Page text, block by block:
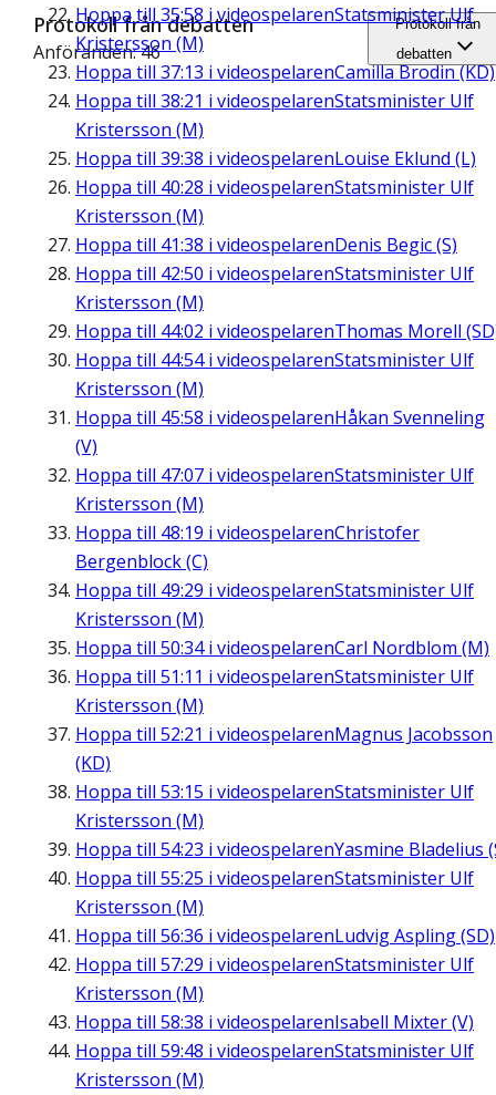
Hoppa till 35:58 i videospelarenStatsminister Ulf
Kristersson (M)
Hoppa till 37:13 i videospelarenCamilla Brodin (KD)
Hoppa till 38:21 i videospelarenStatsminister Ulf
Kristersson (M)
Hoppa till 39:38 i videospelarenLouise Eklund (L)
Hoppa till 40:28 i videospelarenStatsminister Ulf
Kristersson (M)
Hoppa till 41:38 i videospelarenDenis Begic (S)
Hoppa till 42:50 i videospelarenStatsminister Ulf
Kristersson (M)
Hoppa till 44:02 i videospelarenThomas Morell
Hoppa till 44:54i videospelarenStatsminister Ulf
Kristersson (M)
Hoppa till 45:58 i videospelarenHåkan Svenneling
(V)
Hoppa till 47:07 i videospelarenStatsminister Ulf
Kristersson (M)
Hoppa till 48:19 i videospelarenChristofer
Bergenblock (C)
Hoppa till 49:29 i videospelarenStatsminister Ulf
Kristersson (M)
Hoppa till 50:34i videospelarenCarl Nordblom (M)
Hoppa till 51:11 i videospelarenStatsminister Ulf
Kristersson (M)
Hoppa till 52:21 i videospelarenMagnus Jacobsson
(KD)
Hoppa till 53:15 i videospelarenStatsminister Ulf
Kristersson (M)
Hoppa till 54:23 i videospelarenYasmine Bladelius
Hoppa till 55:25 i videospelarenStatsminister Ulf
Kristersson (M)
Hoppa till 56:36 i videospelarenLudvig Aspling (SD)
Hoppa till 57:29 i videospelarenStatsminister Ulf
Kristersson (M)
Hoppa till 58:38 i videospelarenIsabell Mixter (V)
Hoppa till 59:48 i videospelarenStatsminister Ulf
Kristersson (M)
Protokoll från debatten
Anföranden: 46
Protokoll från
debatten